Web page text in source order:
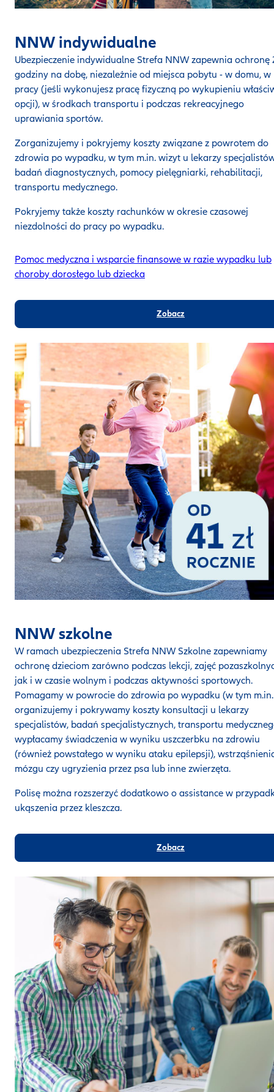
NNW indywidualne
Ubezpieczenie indywidualne Strefa NNWzapewnia ochronę
godziny na dobę, niezależnie od miejsca pobytu - w domu, w
pracy (jeśli wykonujesz pracę fizyczną po wykupieniu
opcji), w środkach transportu i podczas rekreacyjnego
uprawiania sportów.
Zorganizujemy i pokryjemy koszty związane z powrotem do
zdrowia po wypadku, w tym m.in. wizyt u lekarzy
badań diagnostycznych, pomocy pielęgniarki, rehabilitacji,
transportu medycznego.
Pokryjemy także koszty rachunków w okresie czasowej
niezdolności do pracy po wypadku.
Pomoc medyczna i wsparcie finansowe w razie wypadku lub
choroby dorosłego lub dziecka
Zobacz
NNW szkolne
W ramach ubezpieczenia Strefa NNW Szkolne zapewniamy
ochronę dzieciom zarówno podczas lekcji, zajęć
jak i w czasie wolnym i podczas aktywności sportowych.
Pomagamy w powrocie do zdrowia po wypadku (w tym m.in.
organizujemy i pokrywamy koszty konsultacji u lekarzy
specjalistów, badań specjalistycznych, transportu
wypłacamy świadczenia w wyniku uszczerbku na zdrowiu
(również powstałego w wyniku ataku epilepsji),
mózgu czy ugryzienia przez psa lub inne zwierzęta.
Polisę można rozszerzyć dodatkowo o assistance w
ukąszenia przez kleszcza.
Zobacz